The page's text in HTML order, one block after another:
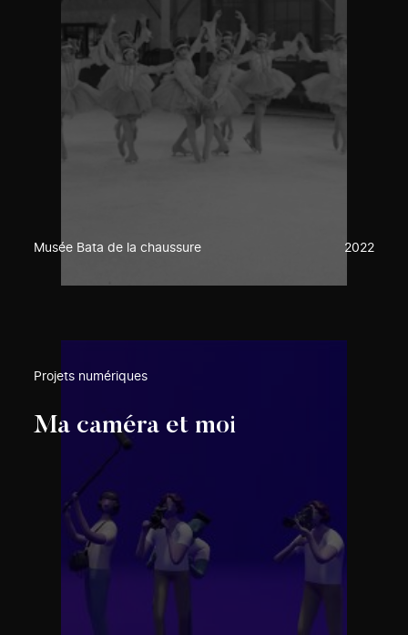
Musée Bata de la chaussure 2022
Projets numériques
Ma caméra et moi